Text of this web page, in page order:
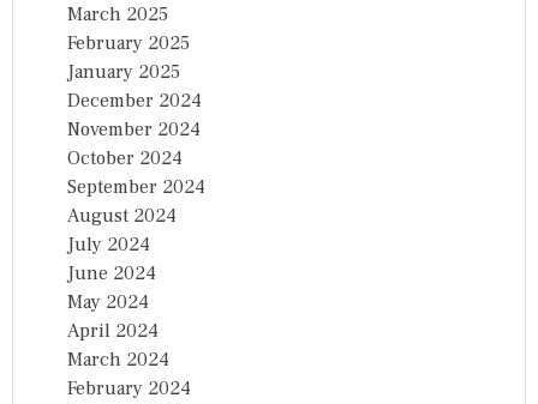
March 2025
February 2025
January 2025
December 2024
November 2024
October 2024
September 2024
August 2024
July 2024
June 2024
May 2024
April 2024
March 2024
February 2024